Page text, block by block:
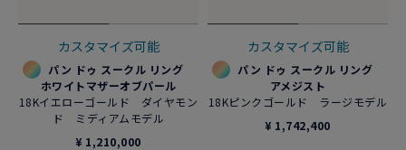
カスタマイズ可能
パン ドゥ スークル リング
ホワイトマザーオブパール
18Kイエローゴールド ダイヤモン
ド ミディアムモデル
¥ 1,210,000
カスタマイズ可能
パン ドゥ スークル リング
アメジスト
18Kピンクゴールド ラージモデル
¥ 1,742,400